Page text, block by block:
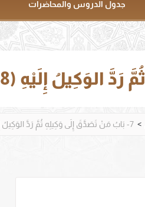
جدول الدروس والمحاضرات
> 7- بَابُ مَنْ تَصَدَّقَ إِلَى وَكِيلِهِ ثُمَّ رَدَّ الوَكِيلُ إِلَيْهِ (2758 – 2763)